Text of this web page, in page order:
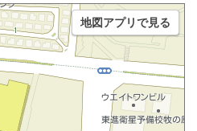
地図アプリで見る